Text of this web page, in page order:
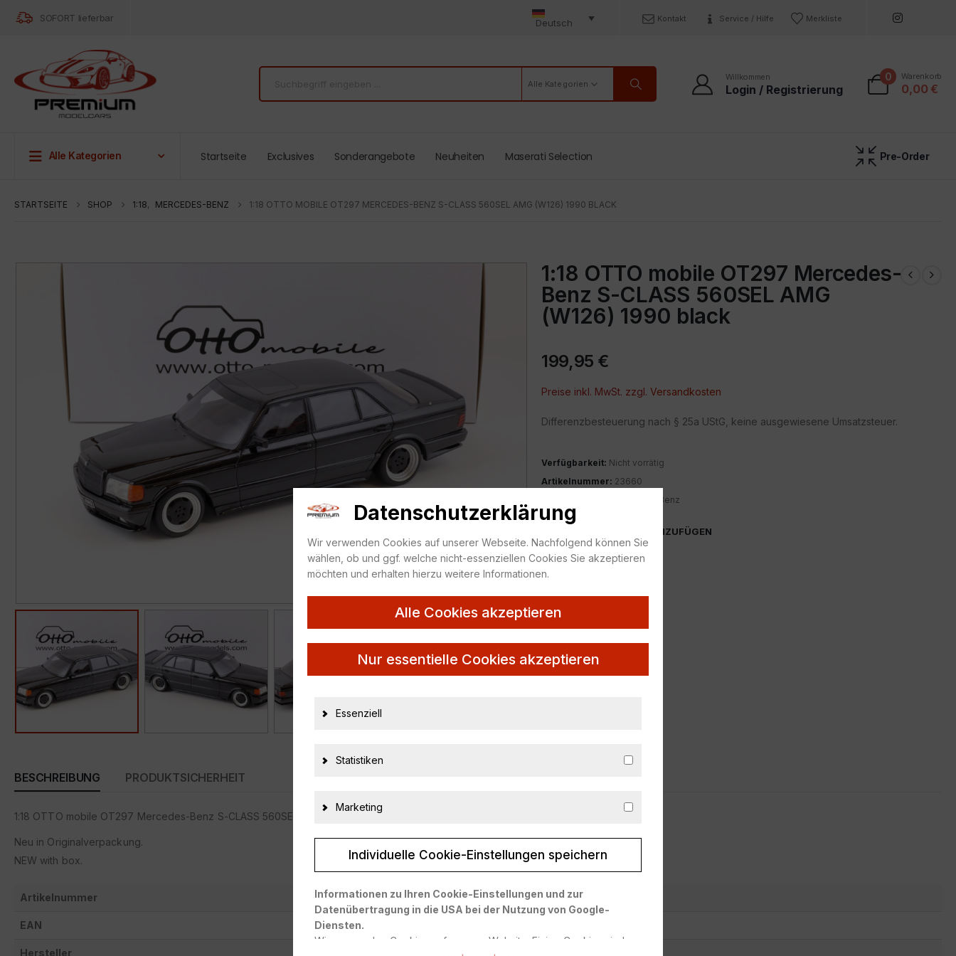
SOFORT lieferbar Deutsch Kontakt Service / Hilfe Merkliste
Alle Kategorien
Willkommen
Login / Registrierung
0 Warenkorb
0,00 €
Alle Kategorien Startseite Exclusives Sonderangebote Neuheiten Maserati Selection Pre-Order
STARTSEITE SHOP 1:18, MERCEDES-BENZ 1:18 OTTO MOBILE OT297 MERCEDES-BENZ S-CLASS 560SEL AMG (W126) 1990 BLACK
1:18 OTTO mobile OT297 Mercedes-
Benz S-CLASS 560SEL AMG
(W126) 1990 black
199,95 €
Preise inkl. MwSt. zzgl.Versandkosten
Differenzbesteuerung nach § 25a UStG, keine ausgewiesene Umsatzsteuer.
Verfügbarkeit: Nicht vorrätig
Artikelnummer: 23660
Mercedes-Benz
ZUR MERKLISTE HINZUFÜGEN
BESCHREIBUNG PRODUKTSICHERHEIT
1:18 OTTO mobile OT297 Mercedes-Benz S-CLASS 560SEL AMG (W126) 1990 black
Neu in Originalverpackung.
NEW with box.
Artikelnummer 23660
EAN
Hersteller
Datenschutzerklärung
Wir verwenden Cookies auf unserer Webseite. Nachfolgend können Sie
wählen, ob und ggf. welche nicht-essenziellen Cookies Sie akzeptieren
möchten und erhalten hierzu weitere Informationen.
Alle Cookies akzeptieren
Nur essentielle Cookies akzeptieren
Essenziell
Statistiken
Marketing
Individuelle Cookie-Einstellungen speichern
Informationen zu Ihren Cookie-Einstellungen und zur
Datenübertragung in die USA bei der Nutzung von Google-
Diensten.
Wir verwenden Cookies auf unserer Website. Einige Cookies sind